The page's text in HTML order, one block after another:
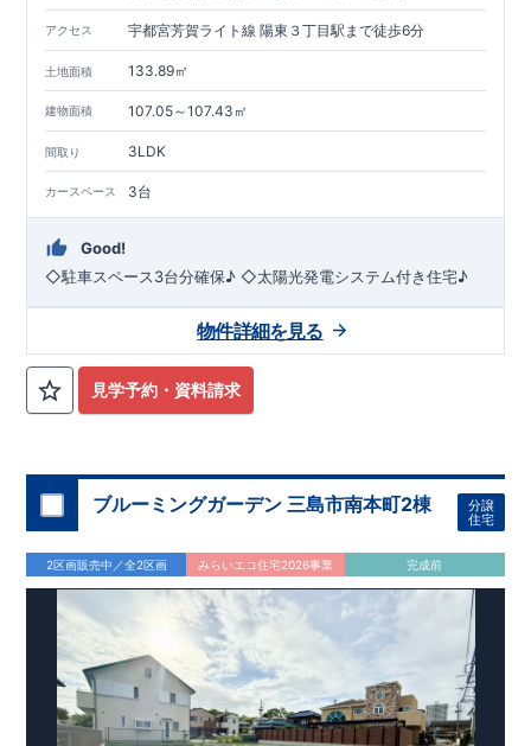
アクセス 宇都宮芳賀ライト線 陽東３丁目駅まで徒歩6分
土地面積 133.89㎡
建物面積 107.05～107.43㎡
間取り 3LDK
カースペース 3台
Good!
◇駐車スペース3台分確保♪ ◇太陽光発電システム付き住宅♪
見学予約・資料請求
物件詳細を見る
ブルーミングガーデン 三島市南本町2棟
分譲
住宅
2区画販売中／全2区画 みらいエコ住宅2026事業 完成前